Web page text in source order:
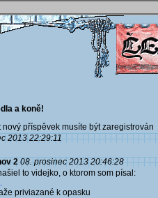
a koně!
nový příspěvek musíte být
2013 22:29:11
2 08. prosinec 2013 20:46:28
to videjko, o ktorom som písal:
priviazané k opasku